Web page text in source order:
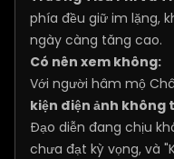
phía đều giữ im lặng,
ngày càng tăng cao.
Có nên xem không:
Với người hâm mộ
kiện điện ảnh không
Đạo diễn đang chịu
chưa đạt kỳ vọng, và